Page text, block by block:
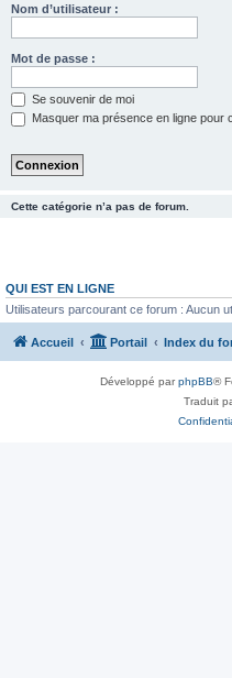
Nom d’utilisateur :
Mot de passe :
Se souvenir de moi
Masquer ma présence en ligne pour
Cette catégorie n’a pas de forum.
QUI EST EN LIGNE
Utilisateurs parcourant ce forum : Aucun
Accueil Portail Index du
Développé parphpBB®
Traduit